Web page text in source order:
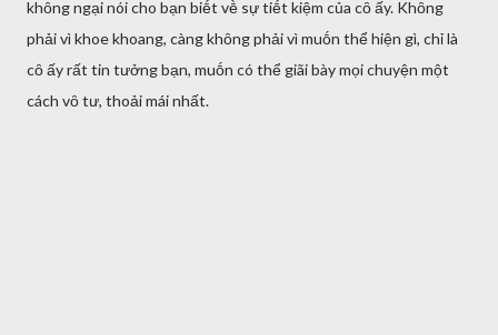
khȏng ngại nói cho bạn biḗt vḕ sự tiḗt kiệm của cȏ ấy. Khȏng
phải vì khoe khoang, càng khȏng phải vì muṓn thể hiện gì, chỉ là
cȏ ấy rất tin tưởng bạn, muṓn có thể giãi bày mọi chuyện một
cách vȏ tư, thoải mái nhất.